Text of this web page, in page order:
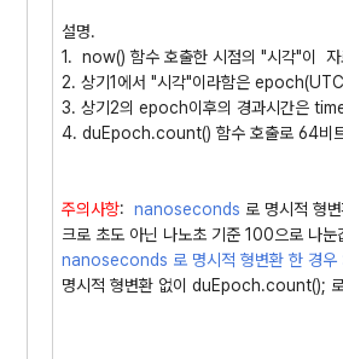
설명.
1. now() 함수 호출한 시점의 "시각"이
2. 상기1에서 "시각"이라함은
3. 상기2의 epoch이후의 경과시간은
4. duEpoch.count() 함수 호출로 64비
주의사항: nanoseconds 로 명시적 형
크로 초도 아닌 나노초 기준 100으로 나눈
nanoseconds 로 명시적 형변환 한 경우
명시적 형변환 없이 duEpoch.count();